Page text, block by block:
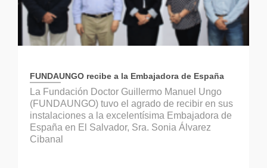
FUNDAUNGO recibe a la Embajadora de España
La Fundación Doctor Guillermo Manuel Ungo
(FUNDAUNGO) tuvo el agrado de recibir en sus
instalaciones a la excelentísima Embajadora de
España en El Salvador, Sra. Sonia Álvarez
Cibanal